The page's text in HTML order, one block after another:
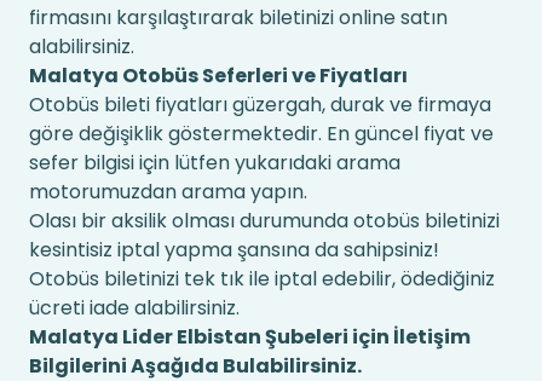
firmasını karşılaştırarak biletinizi online satın
alabilirsiniz.
Malatya Otobüs Seferleri ve Fiyatları
Otobüs bileti fiyatları güzergah, durak ve firmaya
göre değişiklik göstermektedir. En güncel fiyat ve
sefer bilgisi için lütfen yukarıdaki arama
motorumuzdan arama yapın.
Olası bir aksilik olması durumunda otobüs biletinizi
kesintisiz iptal yapma şansına da sahipsiniz!
Otobüs biletinizi tek tık ile iptal edebilir, ödediğiniz
ücreti iade alabilirsiniz.
Malatya Lider Elbistan Şubeleri için İletişim
Bilgilerini Aşağıda Bulabilirsiniz.